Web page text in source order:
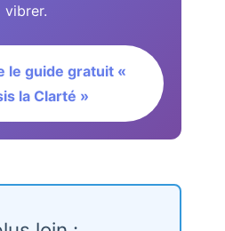
vibrer.
le guide gratuit «
la Clarté »